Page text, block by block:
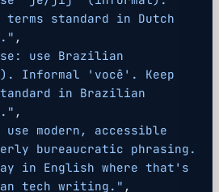
terms standard in Dutch
,
use Brazilian
Informal 'você'. Keep
in Brazilian
,
use modern, accessible
bureaucratic phrasing.
in English where that's
tech writing." ,